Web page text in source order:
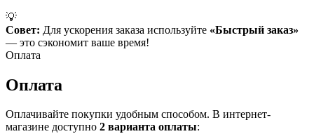
💡
Совет: Для ускорения заказа используйте «Быстрый заказ»
— это сэкономит ваше время!
Оплата
Оплата
Оплачивайте покупки удобным способом. В интернет-
магазине доступно 2 варианта оплаты: